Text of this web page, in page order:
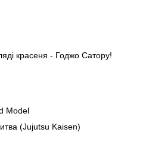
красеня - Годжо Сатору!
Model
(Jujutsu Kaisen)